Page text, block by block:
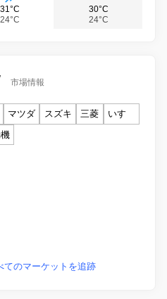
31°C
24°C
30°C
24°C
市場情報
マツダ スズキ 三菱
いすゞ
のマーケットを追跡